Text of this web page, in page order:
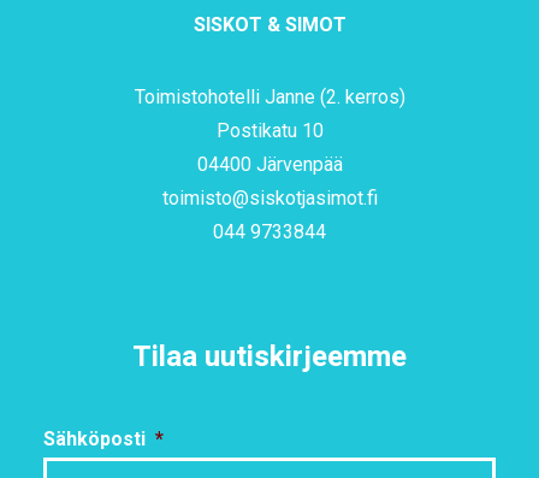
SISKOT & SIMOT
Toimistohotelli Janne (2. kerros)
Postikatu 10
04400 Järvenpää
toimisto@siskotjasimot.fi
044 9733844
Tilaa uutiskirjeemme
Sähköposti *